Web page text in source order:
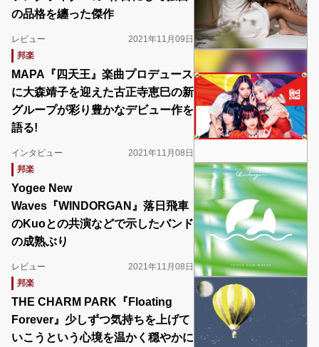
の品格を纏った傑作
レビュー
2021年11月09日
邦楽
MAPA『四天王』楽曲プロデュース
に大森靖子を迎えた古正寺恵巳の新
グループが彩り豊かなデビュー作を
語る!
インタビュー
2021年11月08日
邦楽
Yogee New
Waves『WINDORGAN』落日飛車
のKuoとの共演などで示したバンド
の成熟ぶり
レビュー
2021年11月08日
邦楽
THE CHARM PARK『Floating
Forever』少しずつ気持ちを上げて
いこうという心境を温かく穏やかに